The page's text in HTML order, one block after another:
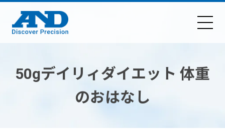
50gデイリィダイエット 体重
のおはなし